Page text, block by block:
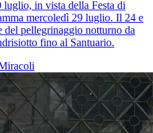
in vista della Festa di
mercoledì 29 luglio. Il 24 e
del pellegrinaggio notturno da
fino al Santuario.